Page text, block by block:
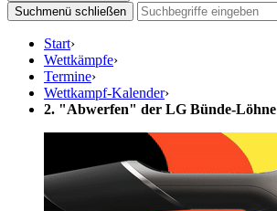
Suchmenü schließen
Start›
Wettkämpfe›
Termine›
Wettkampf-Kalender›
2. "Abwerfen" der LG Bünde-Löhne